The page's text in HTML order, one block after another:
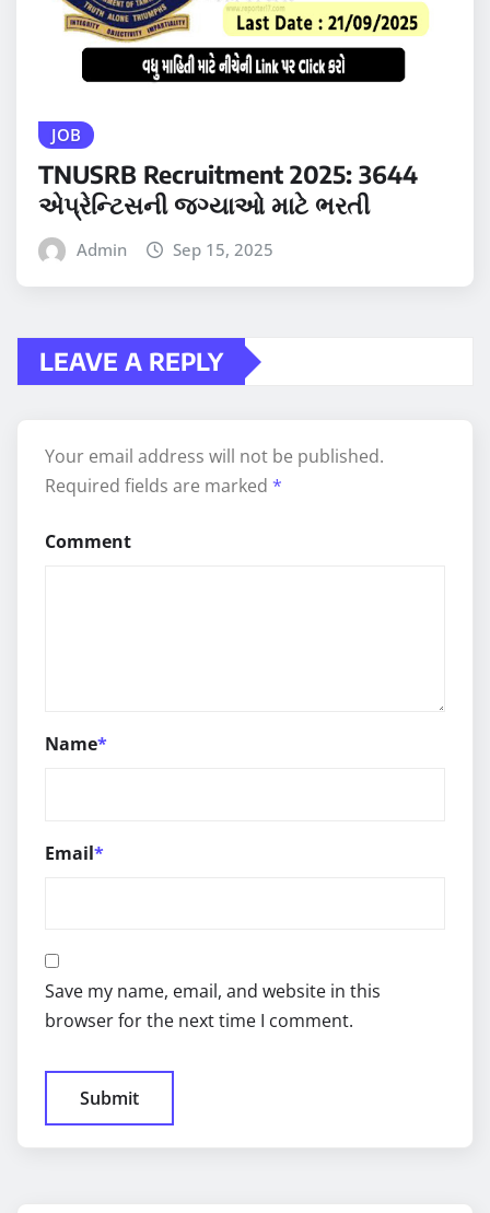
JOB
TNUSRB Recruitment 2025: 3644
એપ્રેન્ટિસની જગ્યાઓ માટે ભરતી
Admin Sep 15, 2025
LEAVE A REPLY
Your email address will not be published.
Required fields are marked *
Comment
Name*
Email*
Save my name, email, and website in this
browser for the next time I comment.